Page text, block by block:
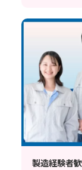
製造経験者